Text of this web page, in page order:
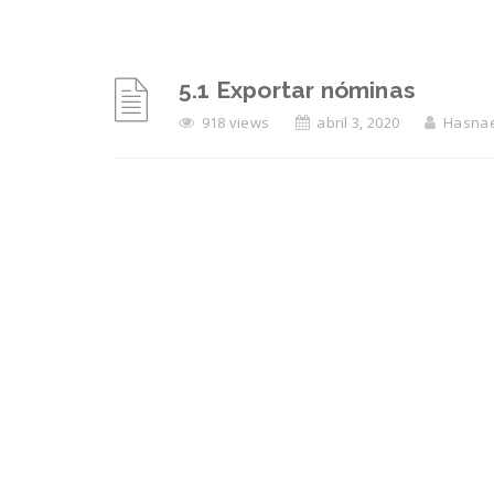
5.1 Exportar nóminas
918 views abril 3, 2020